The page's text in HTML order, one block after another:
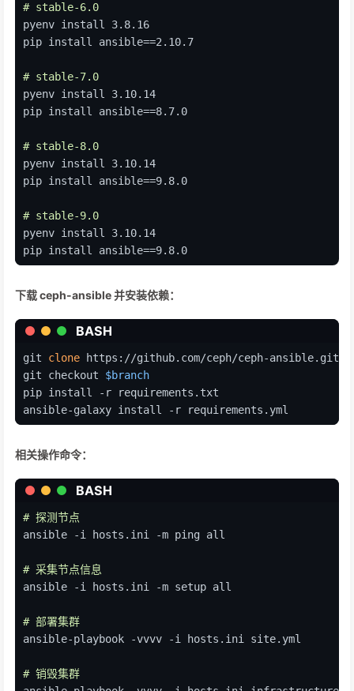
# stable-6.0
pyenv install 3.8.16
pip install ansible==2.10.7
# stable-7.0
pyenv install 3.10.14
pip install ansible==8.7.0
# stable-8.0
pyenv install 3.10.14
pip install ansible==9.8.0
# stable-9.0
pyenv install 3.10.14
pip install ansible==9.8.0
下载 ceph-ansible 并安装依赖：
BASH
git clone https://github.com/ceph/ceph-ansible.git
git checkout $branch
pip install -r requirements.txt
ansible-galaxy install -r requirements.yml
相关操作命令：
BASH
# 探测节点
ansible -i hosts.ini -m ping all
# 采集节点信息
ansible -i hosts.ini -m setup all
# 部署集群
ansible-playbook -vvvv -i hosts.ini site.yml
# 销毁集群